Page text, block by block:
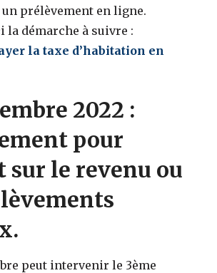
prélèvement en ligne.
la démarche à suivre :
la taxe d’habitation en
2022 :
pour
sur le revenu ou
peut intervenir le 3ème